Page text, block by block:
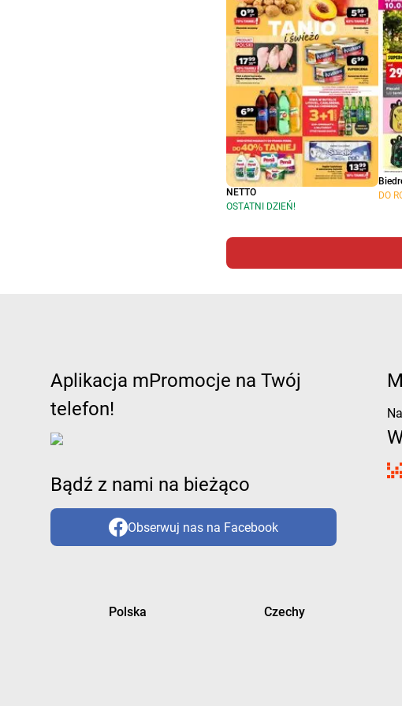
NETTO
OSTATNI DZIEŃ!
DO
Aplikacja mPromocje na Twój
telefon!
Bądź z nami na bieżąco
Obserwuj nas na Facebook
Polska Czechy